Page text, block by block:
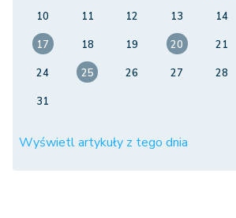
10
11 12 13 14
17
18 19 20 21
24
25 26 27 28
31
Wyświetl artykuły z tego dnia